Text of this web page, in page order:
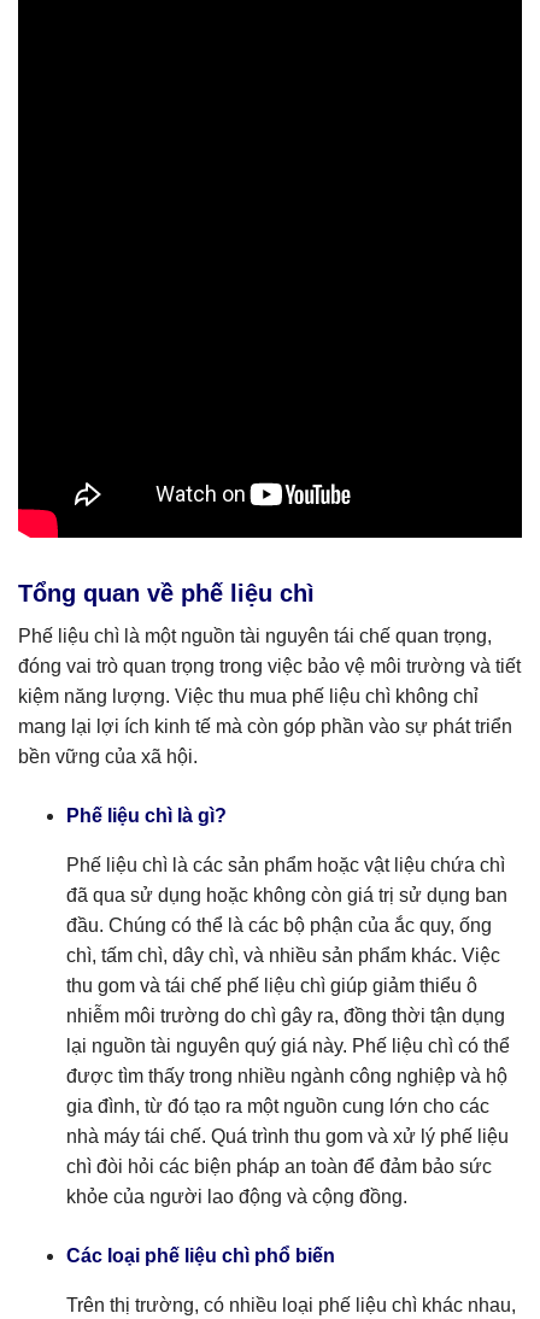
Tổng quan về phế liệu chì
Phế liệu chì là một nguồn tài nguyên tái chế quan trọng,
đóng vai trò quan trọng trong việc bảo vệ môi trường và tiết
kiệm năng lượng. Việc thu mua phế liệu chì không chỉ
mang lại lợi ích kinh tế mà còn góp phần vào sự phát triển
bền vững của xã hội.
Phế liệu chì là gì?
Phế liệu chì là các sản phẩm hoặc vật liệu chứa chì
đã qua sử dụng hoặc không còn giá trị sử dụng ban
đầu. Chúng có thể là các bộ phận của ắc quy, ống
chì, tấm chì, dây chì, và nhiều sản phẩm khác. Việc
thu gom và tái chế phế liệu chì giúp giảm thiểu ô
nhiễm môi trường do chì gây ra, đồng thời tận dụng
lại nguồn tài nguyên quý giá này. Phế liệu chì có thể
được tìm thấy trong nhiều ngành công nghiệp và hộ
gia đình, từ đó tạo ra một nguồn cung lớn cho các
nhà máy tái chế. Quá trình thu gom và xử lý phế liệu
chì đòi hỏi các biện pháp an toàn để đảm bảo sức
khỏe của người lao động và cộng đồng.
Các loại phế liệu chì phổ biến
Trên thị trường, có nhiều loại phế liệu chì khác nhau,